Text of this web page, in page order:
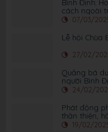
Bình Định:
cách ngoài
07/03/
Lễ hội Chùa
27/02/
Quảng bá
người Bình
năm 2025
24/02/
Phát động
thân thiện,
19/02/